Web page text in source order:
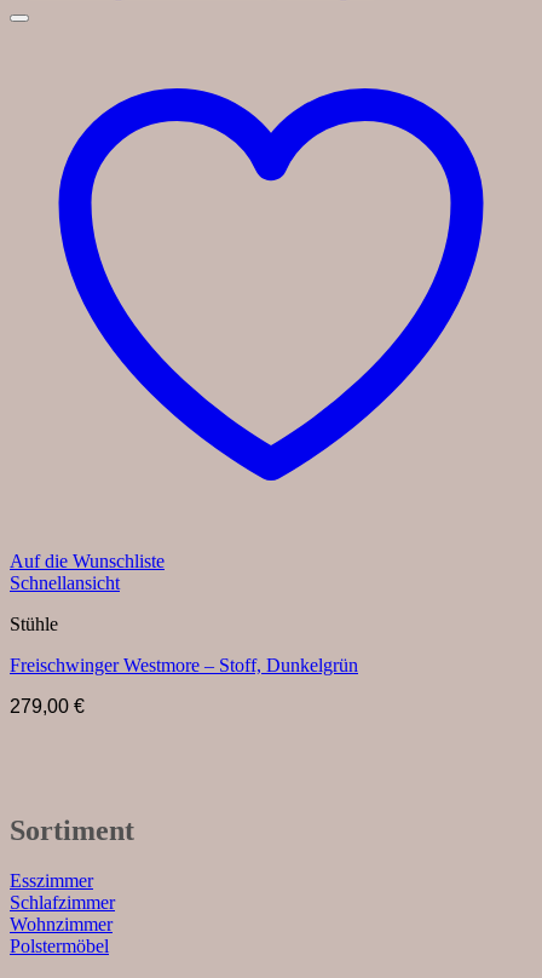
Auf die Wunschliste
Schnellansicht
Stühle
Freischwinger Westmore – Stoff, Dunkelgrün
279,00 €
Sortiment
Esszimmer
Schlafzimmer
Wohnzimmer
Polstermöbel